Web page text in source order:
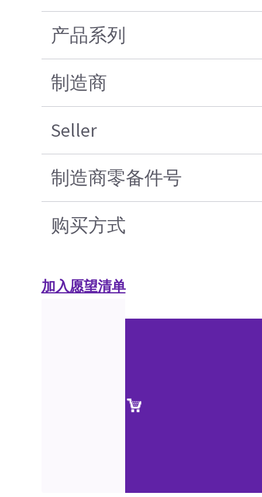
产品系列
制造商
Seller
制造商零备件号
购买方式
加入愿望清单